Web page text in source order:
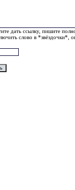
дать ссылку, пишите
слово в *звёздочки*,